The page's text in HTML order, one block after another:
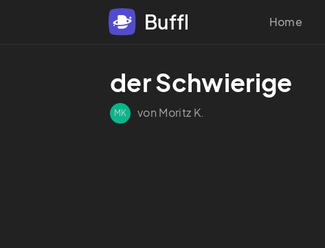
Buffl Home
der Schwierige
MK von Moritz K.